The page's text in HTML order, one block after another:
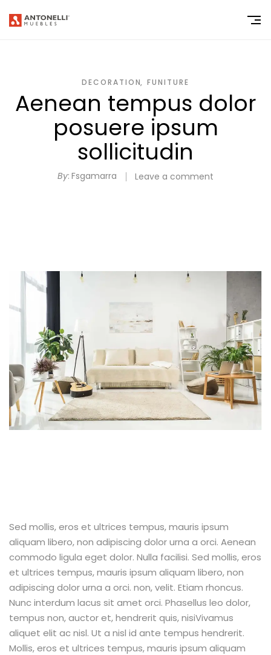
DECORATION FUNITURE
Aenean tempus dolor
posuere ipsum
sollicitudin
By Fsgamarra Leave a comment
Sed mollis, eros et ultrices tempus, mauris ipsum
aliquam libero, non adipiscing dolor urna a orci. Aenean
commodo ligula eget dolor. Nulla facilisi. Sed mollis, eros
et ultrices tempus, mauris ipsum aliquam libero, non
adipiscing dolor urna a orci. non, velit. Etiam rhoncus.
Nunc interdum lacus sit amet orci. Phasellus leo dolor,
tempus non, auctor et, hendrerit quis, nisiVivamus
aliquet elit ac nisl. Ut a nisl id ante tempus hendrerit.
Mollis, eros et ultrices tempus, mauris ipsum aliquam